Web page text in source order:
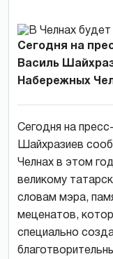
Сегодня на
Василь
Набережных
Сегодня на
Шайхразиев
Челнах в этом
великому
словам мэра,
меценатов,
специально